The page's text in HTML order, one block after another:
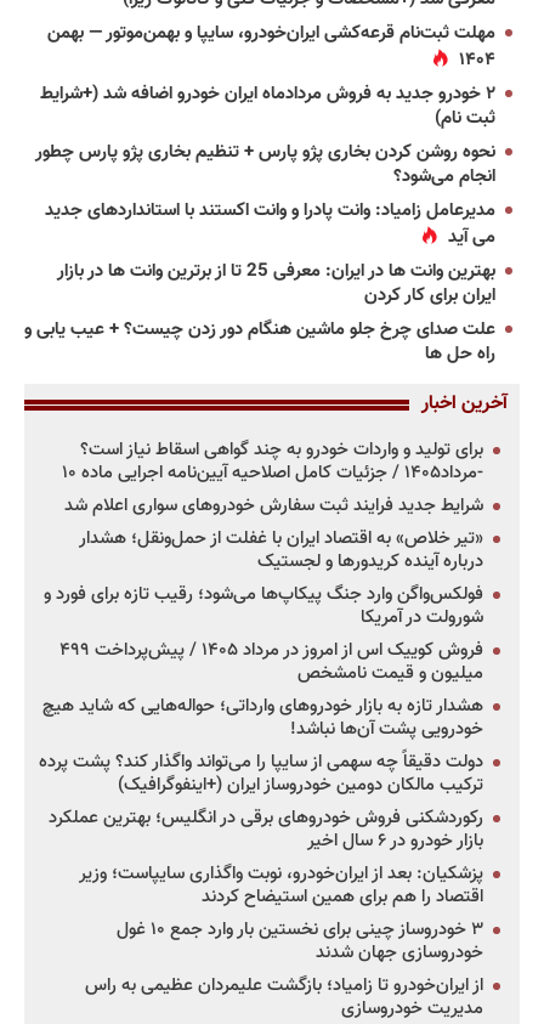
مهلت ثبت‌نام قرعه‌کشی ایران‌خودرو، سایپا و بهمن‌موتور — بهمن
۱۴۰۴
۲ خودرو جدید به فروش مردادماه ایران خودرو اضافه شد (+شرایط
ثبت نام)
نحوه روشن کردن بخاری پژو پارس + تنظیم بخاری پژو پارس چطور
انجام می‌شود؟
مدیرعامل زامیاد: وانت پادرا و وانت اکستند با استانداردهای جدید
می آید
بهترین وانت ها در ایران: معرفی 25 تا از برترین وانت ها در بازار
ایران برای کار کردن
علت صدای چرخ جلو ماشین هنگام دور زدن چیست؟ + عیب یابی و
راه حل ها
آخرین اخبار
برای تولید و واردات خودرو به چند گواهی اسقاط نیاز است؟
-مرداد۱۴۰۵ / جزئیات کامل اصلاحیه آیین‌نامه اجرایی ماده ۱۰
شرایط جدید فرایند ثبت سفارش خودروهای سواری اعلام شد
«تیر خلاص» به اقتصاد ایران با غفلت از حمل‌ونقل؛ هشدار
درباره آینده کریدورها و لجستیک
فولکس‌واگن وارد جنگ پیکاپ‌ها می‌شود؛ رقیب تازه برای فورد و
شورولت در آمریکا
فروش کوییک اس از امروز در مرداد ۱۴۰۵ / پیش‌پرداخت ۴۹۹
میلیون و قیمت نامشخص
هشدار تازه به بازار خودروهای وارداتی؛ حواله‌هایی که شاید هیچ
خودرویی پشت آن‌ها نباشد!
دولت دقیقاً چه سهمی از سایپا را می‌تواند واگذار کند؟ پشت پرده
ترکیب مالکان دومین خودروساز ایران (+اینفوگرافیک)
رکوردشکنی فروش خودروهای برقی در انگلیس؛ بهترین عملکرد
بازار خودرو در ۶ سال اخیر
پزشکیان: بعد از ایران‌خودرو، نوبت واگذاری سایپاست؛ وزیر
اقتصاد را هم برای همین استیضاح کردند
۳ خودروساز چینی برای نخستین بار وارد جمع ۱۰ غول
خودروسازی جهان شدند
از ایران‌خودرو تا زامیاد؛ بازگشت علیمردان عظیمی به راس
مدیریت خودروسازی